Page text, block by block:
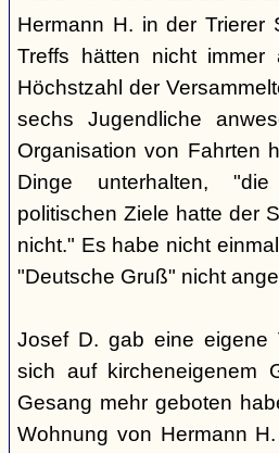
Hermann H. in der Trierer
Treffs hätten nicht immer
Höchstzahl der
sechs Jugendliche
Organisation von Fahrten
Dinge unterhalten, "die
politischen Ziele hatte der
nicht." Es habe nicht
"Deutsche Gruß" nicht
Josef D. gab eine eigene
sich auf kircheneigenem
Gesang mehr geboten
Wohnung von Hermann